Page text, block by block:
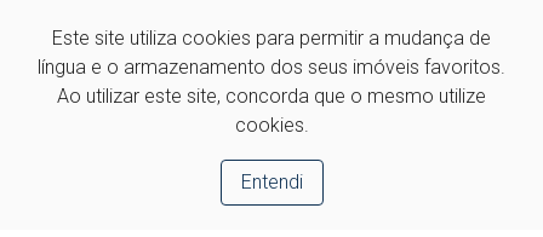
Este site utiliza cookies para permitir a mudança de
língua e o armazenamento dos seus imóveis favoritos.
Ao utilizar este site, concorda que o mesmo utilize
cookies.
Entendi